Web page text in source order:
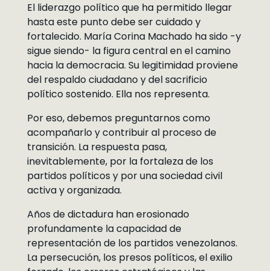
El liderazgo político que ha permitido llegar
hasta este punto debe ser cuidado y
fortalecido. María Corina Machado ha sido -y
sigue siendo- la figura central en el camino
hacia la democracia. Su legitimidad proviene
del respaldo ciudadano y del sacrificio
político sostenido. Ella nos representa.
Por eso, debemos preguntarnos como
acompañarlo y contribuir al proceso de
transición. La respuesta pasa,
inevitablemente, por la fortaleza de los
partidos políticos y por una sociedad civil
activa y organizada.
Años de dictadura han erosionado
profundamente la capacidad de
representación de los partidos venezolanos.
La persecución, los presos políticos, el exilio